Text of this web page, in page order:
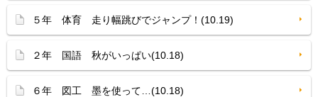
５年 体育 走り幅跳びでジャンプ！(10.19)
２年 国語 秋がいっぱい(10.18)
６年 図工 墨を使って…(10.18)